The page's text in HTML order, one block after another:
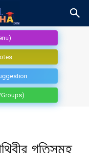
গতিসমূহ